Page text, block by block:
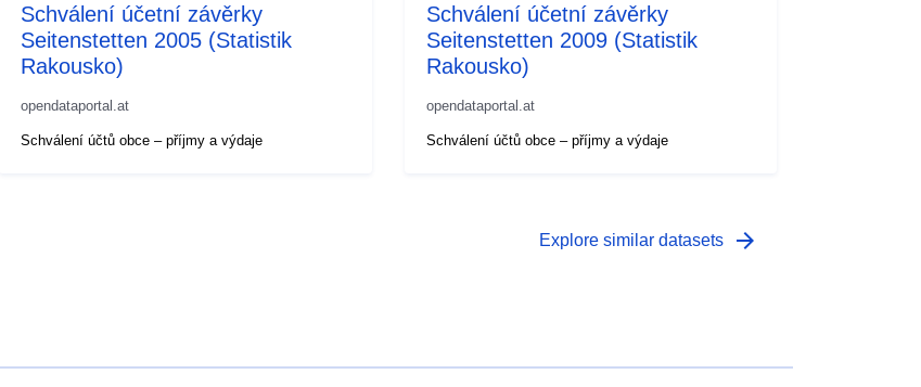
Schválení účetní závěrky
Seitenstetten 2005 (Statistik
Rakousko)
opendataportal.at
Schválení účtů obce – příjmy a výdaje
Schválení účetní závěrky
Seitenstetten 2009 (Statistik
Rakousko)
opendataportal.at
Schválení účtů obce – příjmy a výdaje
Explore similar datasets arrow_forward